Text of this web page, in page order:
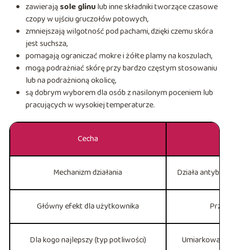
zawierają sole glinulub inne składniki tworzące czasowe
czopy w ujściu gruczołów potowych,
zmniejszają wilgotność pod pachami, dzięki czemu skóra
jest suchsza,
pomagają ograniczać mokre i żółte plamy na koszulach,
mogą podrażniać skórę przy bardzo częstym stosowaniu
lub na podrażnioną okolicę,
są dobrym wyborem dla osób z nasilonym poceniem lub
pracujących w wysokiej temperaturze.
Cecha
Mechanizm działania Działa
Główny efekt dla użytkownika
Dla kogo najlepszy (typ potliwości)